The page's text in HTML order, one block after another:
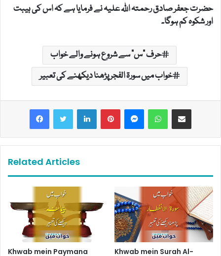
حضرت جعفر صادق رحمتہ اللہ علیہ نے فرمایا ہے کہ اس کی ہیبت
اور شکوہ کم ہوگا۔
حرف "س" سے شروع ہونے والے خواب
خواب میں سورۃ الفجر پڑھنا دیکھنے کی تعبیر
LinkedInPinterestMessengerWhatsAppShare via Email
Related Articles
Khwab mein Paymana
Khwab mein Surah Al-